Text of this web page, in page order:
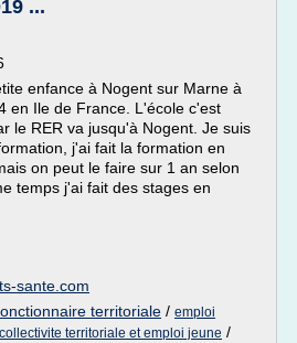
...
enfance à Nogent sur Marne à
en Ile de France. L'école c'est
le RER va jusqu'à Nogent. Je suis
j'ai fait la formation en
on peut le faire sur 1 an selon
temps j'ai fait des stages en
sante.com
territoriale / emploi
collectivite territoriale et emploi jeune /